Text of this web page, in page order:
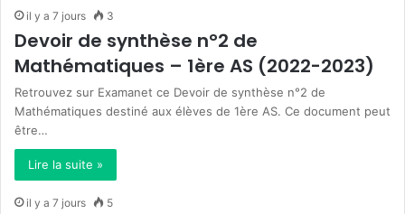
il y a 7 jours 3
Devoir de synthèse n°2 de
Mathématiques – 1ère AS (2022-2023)
Retrouvez sur Examanet ce Devoir de synthèse n°2 de
Mathématiques destiné aux élèves de 1ère AS. Ce document peut
être…
Lire la suite »
il y a 7 jours 5